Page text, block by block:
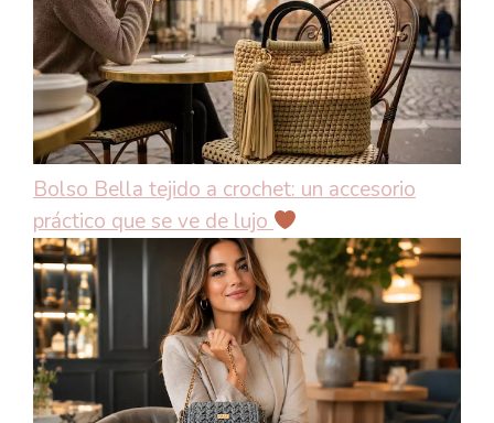
Bolso Bella tejido a crochet: un accesorio
práctico que se ve de lujo